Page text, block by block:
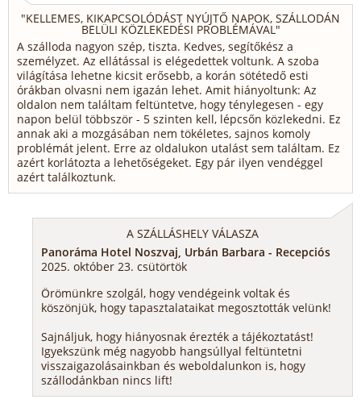
"KELLEMES, KIKAPCSOLÓDÁST NYÚJTŐ NAPOK, SZÁLLODÁN
BELÜLI KÖZLEKEDÉSI PROBLÉMÁVAL"
A szálloda nagyon szép, tiszta. Kedves, segítőkész a
személyzet. Az ellátással is elégedettek voltunk. A szoba
világítása lehetne kicsit erősebb, a korán sötétedő esti
órákban olvasni nem igazán lehet. Amit hiányoltunk: Az
oldalon nem találtam feltüntetve, hogy ténylegesen - egy
napon belül többször - 5 szinten kell, lépcsőn közlekedni. Ez
annak aki a mozgásában nem tökéletes, sajnos komoly
problémát jelent. Erre az oldalukon utalást sem találtam. Ez
azért korlátozta a lehetőségeket. Egy pár ilyen vendéggel
azért találkoztunk.
A SZÁLLÁSHELY VÁLASZA
Panoráma Hotel Noszvaj, Urbán Barbara - Recepciós
2025. október 23. csütörtök
Örömünkre szolgál, hogy vendégeink voltak és
köszönjük, hogy tapasztalataikat megosztották velünk!
Sajnáljuk, hogy hiányosnak érezték a tájékoztatást!
Igyekszünk még nagyobb hangsúllyal feltüntetni
visszaigazolásainkban és weboldalunkon is, hogy
szállodánkban nincs lift!